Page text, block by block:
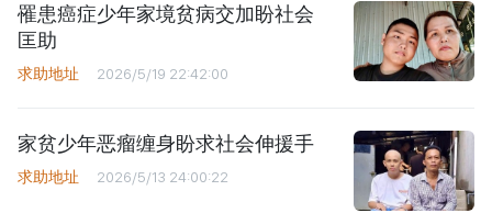
罹患癌症少年家境贫病交加盼社会
匡助
求助地址 2026/5/19 22:42:00
家贫少年恶瘤缠身盼求社会伸援手
求助地址 2026/5/13 24:00:22